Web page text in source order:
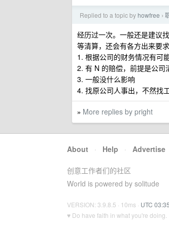
Replied to a topic by howfree ›
经历过一次。一般还是建议
等清算，还会有各方出来要
1. 根据公司的财务情况有可
2. 有 N 的赔偿，前提是公司
3. 一般没什么影响
4. 找原公司人事出，不然找
» More replies by pright
About · Help · Advertise
创意工作者们的社区
World is powered by solitude
VERSION: 3.9.8.5 · 10ms · UTC 03:35
♥ Do have faith in what you're doing.